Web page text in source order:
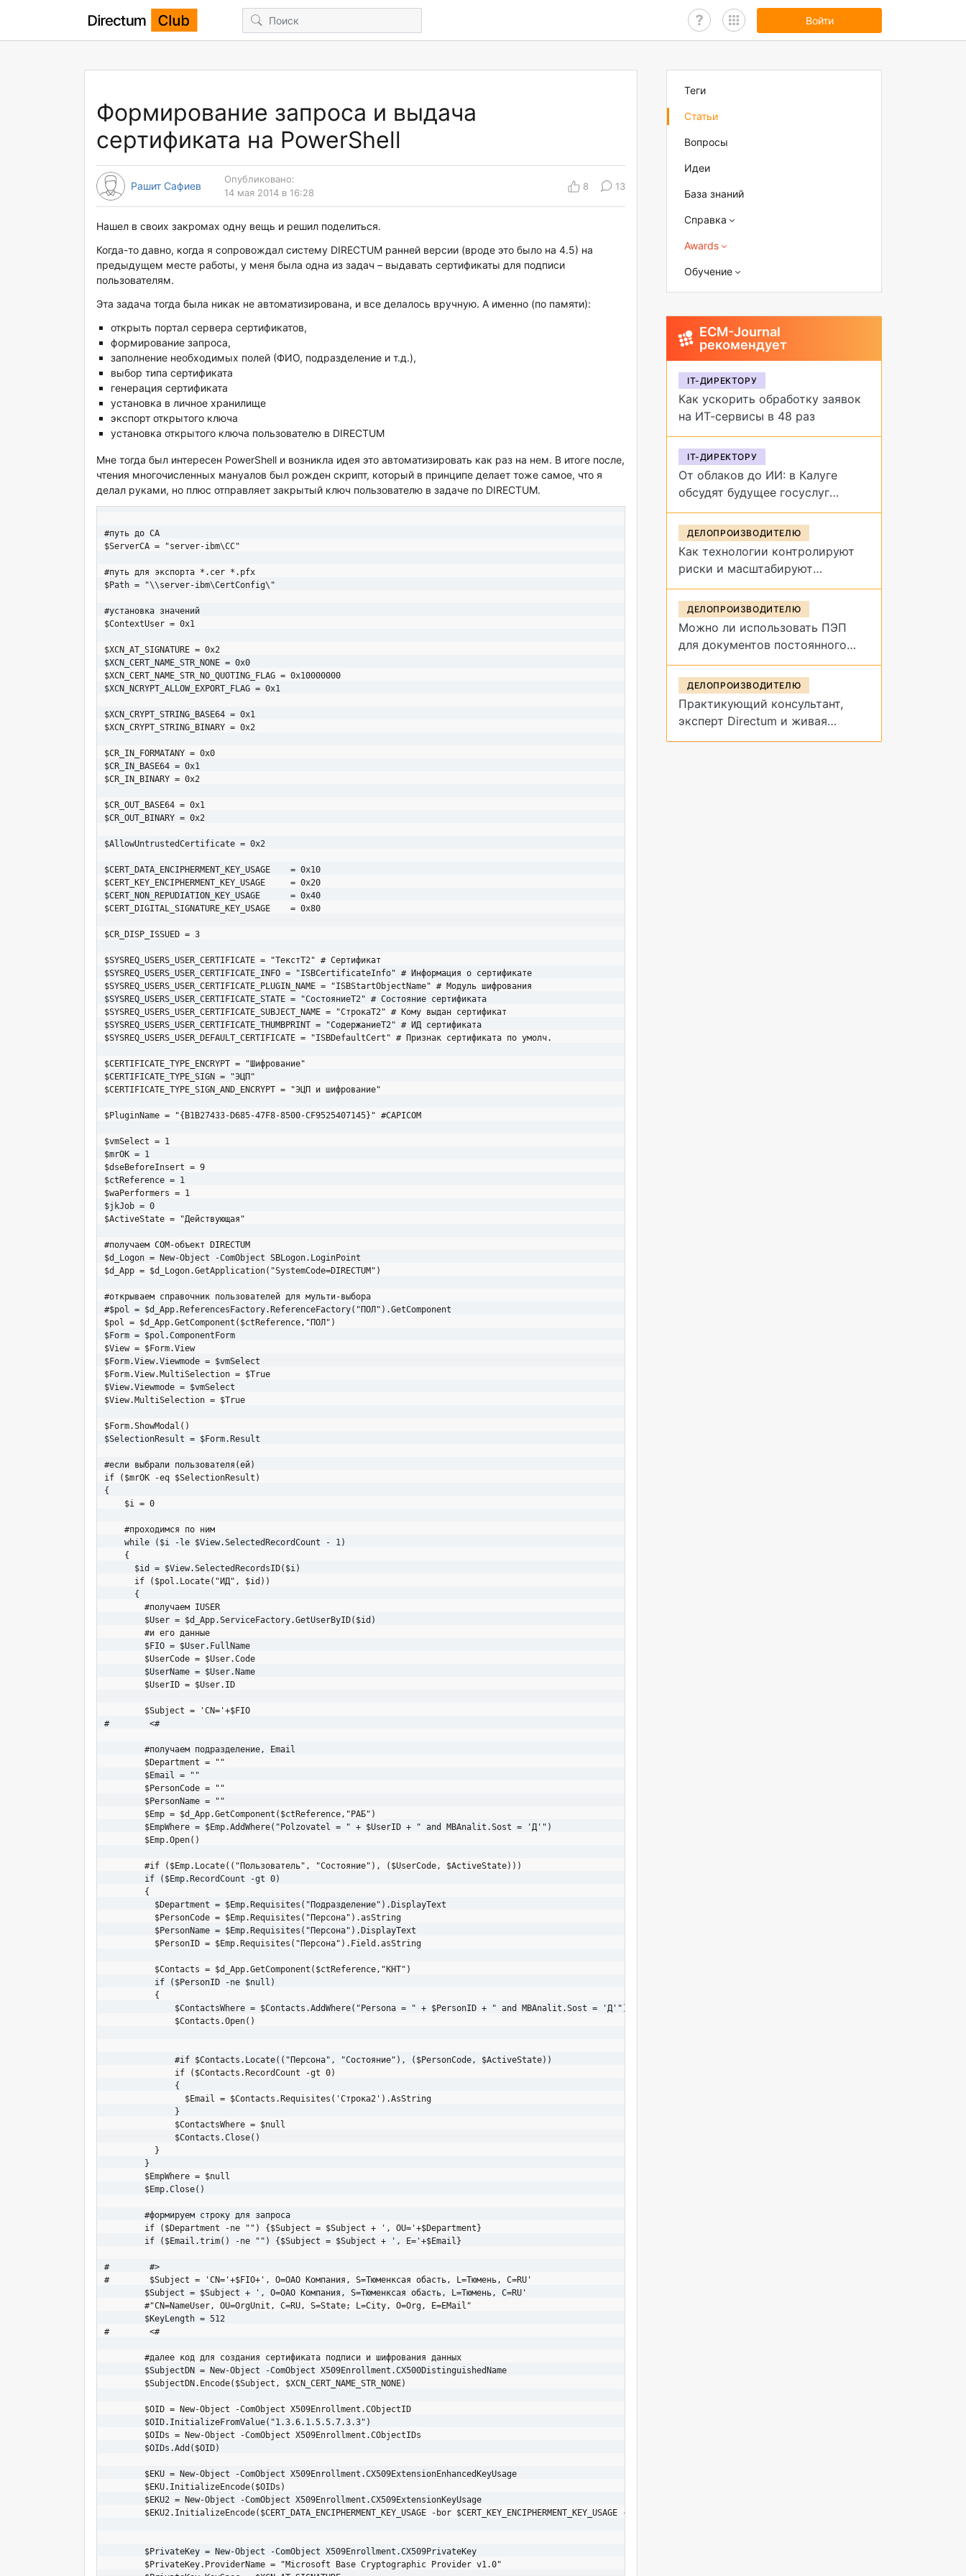
Войти
Формирование запроса и выдача
сертификата на PowerShell
Рашит Сафиев
Опубликовано:
14 мая 2014 в 16:28
8 13
Нашел в своих закромах одну вещь и решил поделиться.
Когда-то давно, когда я сопровождал систему DIRECTUM ранней версии (вроде это было на 4.5) на
предыдущем месте работы, у меня была одна из задач – выдавать сертификаты для подписи
пользователям.
Эта задача тогда была никак не автоматизирована, и все делалось вручную. А именно (по памяти):
открыть портал сервера сертификатов,
формирование запроса,
заполнение необходимых полей (ФИО, подразделение и т.д.),
выбор типа сертификата
генерация сертификата
установка в личное хранилище
экспорт открытого ключа
установка открытого ключа пользователю в DIRECTUM
Мне тогда был интересен PowerShell и возникла идея это автоматизировать как раз на нем. В итоге после,
чтения многочисленных мануалов был рожден скрипт, который в принципе делает тоже самое, что я
делал руками, но плюс отправляет закрытый ключ пользователю в задаче по DIRECTUM.
Теги
Статьи
Вопросы
Идеи
База знаний
Справка
Awards
Обучение
ECM-Journal
рекомендует
IT-ДИРЕКТОРУ
Как ускорить обработку заявок
на ИТ-сервисы в 48 раз
IT-ДИРЕКТОРУ
От облаков до ИИ: в Калуге
обсудят будущее госуслуг
на форуме «Цифровая
эволюция»
ДЕЛОПРОИЗВОДИТЕЛЮ
Как технологии контролируют
риски и масштабируют
управление договорами
ДЕЛОПРОИЗВОДИТЕЛЮ
Можно ли использовать ПЭП
для документов постоянного
срока хранения?
ДЕЛОПРОИЗВОДИТЕЛЮ
Практикующий консультант,
эксперт Directum и живая
демонстрация архивных